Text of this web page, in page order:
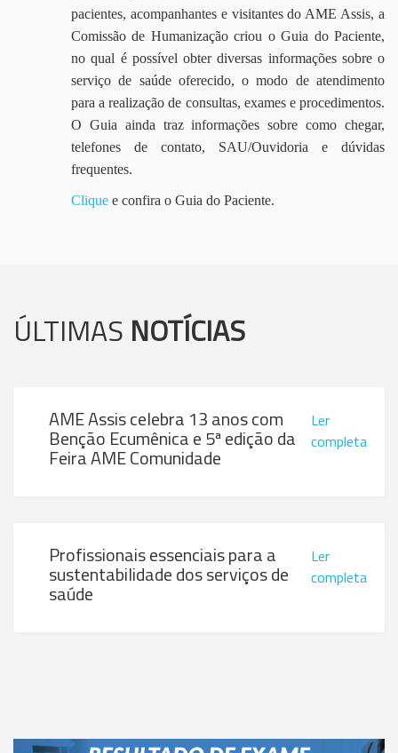
pacientes, acompanhantes e visitantes do AME Assis, a
Comissão de Humanização criou o Guia do Paciente,
no qual é possível obter diversas informações sobre o
serviço de saúde oferecido, o modo de atendimento
para a realização de consultas, exames e procedimentos.
O Guia ainda traz informações sobre como chegar,
telefones de contato, SAU/Ouvidoria e dúvidas
frequentes.
Clique e confira o Guia do Paciente.
ÚLTIMAS NOTÍCIAS
AME Assis celebra 13 anos com
Benção Ecumênica e 5ª edição da
Feira AME Comunidade
Ler
completa
Profissionais essenciais para a
sustentabilidade dos serviços de
saúde
Ler
completa